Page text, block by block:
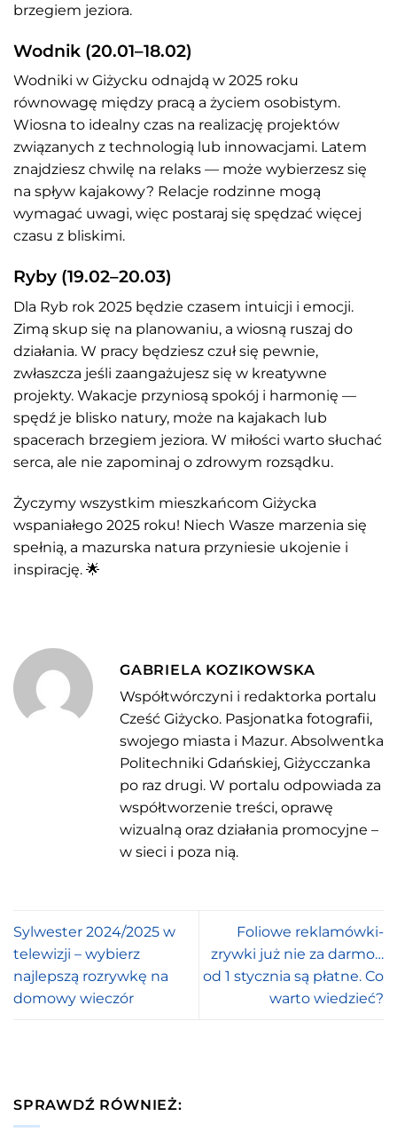
brzegiem jeziora.
Wodnik (20.01–18.02)
Wodniki w Giżycku odnajdą w 2025 roku
równowagę między pracą a życiem osobistym.
Wiosna to idealny czas na realizację projektów
związanych z technologią lub innowacjami. Latem
znajdziesz chwilę na relaks — może wybierzesz się
na spływ kajakowy? Relacje rodzinne mogą
wymagać uwagi, więc postaraj się spędzać więcej
czasu z bliskimi.
Ryby (19.02–20.03)
Dla Ryb rok 2025 będzie czasem intuicji i emocji.
Zimą skup się na planowaniu, a wiosną ruszaj do
działania. W pracy będziesz czuł się pewnie,
zwłaszcza jeśli zaangażujesz się w kreatywne
projekty. Wakacje przyniosą spokój i harmonię —
spędź je blisko natury, może na kajakach lub
spacerach brzegiem jeziora. W miłości warto słuchać
serca, ale nie zapominaj o zdrowym rozsądku.
Życzymy wszystkim mieszkańcom Giżycka
wspaniałego 2025 roku! Niech Wasze marzenia się
spełnią, a mazurska natura przyniesie ukojenie i
inspirację. 🌟
GABRIELA KOZIKOWSKA
Współtwórczyni i redaktorka portalu
Cześć Giżycko. Pasjonatka fotografii,
swojego miasta i Mazur. Absolwentka
Politechniki Gdańskiej, Giżycczanka
po raz drugi. W portalu odpowiada za
współtworzenie treści, oprawę
wizualną oraz działania promocyjne –
w sieci i poza nią.
Sylwester 2024/2025 w
telewizji – wybierz
najlepszą rozrywkę na
domowy wieczór
Foliowe reklamówki-
zrywki już nie za darmo…
od 1 stycznia są płatne. Co
warto wiedzieć?
SPRAWDŹ RÓWNIEŻ: